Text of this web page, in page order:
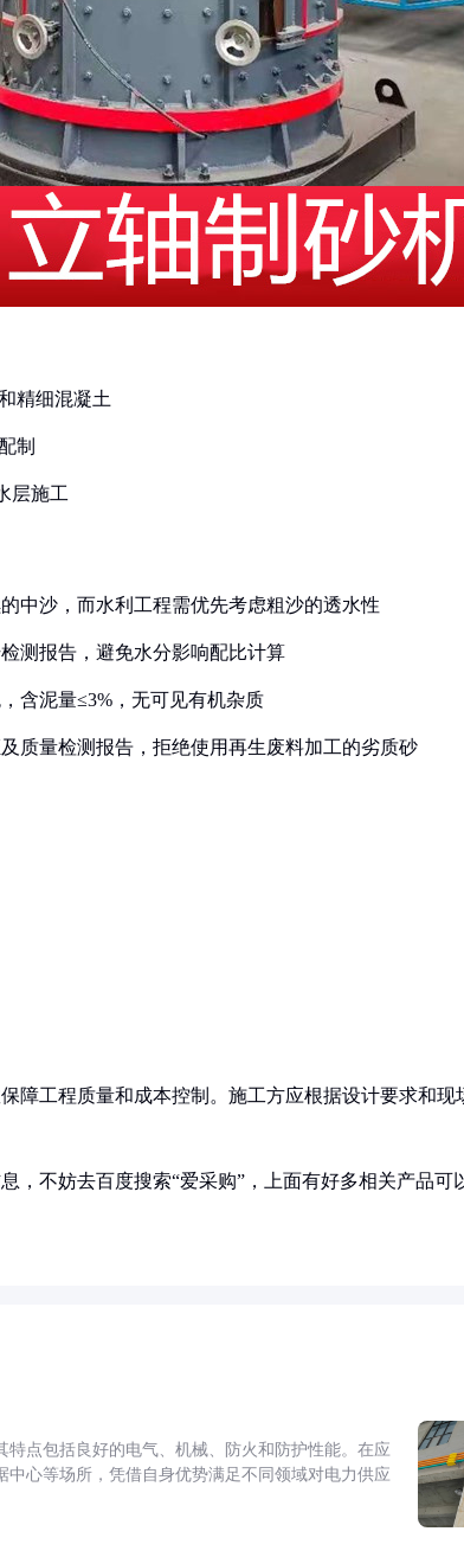
精细混凝土
制
层施工
中沙，而水利工程需优先考虑粗沙的透水性
测报告，避免水分影响配比计算
含泥量≤3%，无可见有机杂质
质量检测报告，拒绝使用再生废料加工的劣质砂
障工程质量和成本控制。施工方应根据设计要求和现
，不妨去百度搜索“爱采购”，上面有好多相关产品可
点包括良好的电气、机械、防火和防护性能。在应
心等场所，凭借自身优势满足不同领域对电力供应